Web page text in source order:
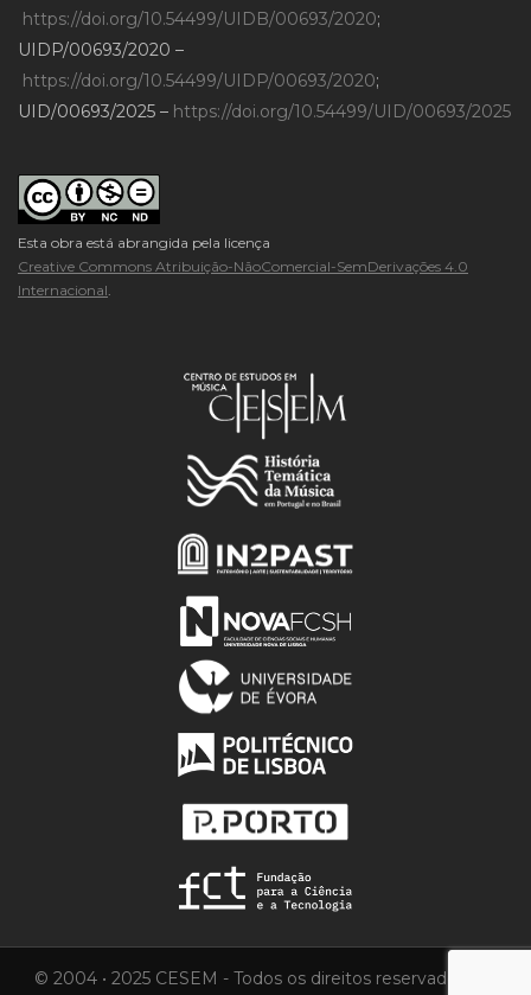
https://doi.org/10.54499/UIDB/00693/2020;
UIDP/00693/2020 –
https://doi.org/10.54499/UIDP/00693/2020;
UID/00693/2025 – https://doi.org/10.54499/UID/00693/2025
Esta obra está abrangida pela licença
Creative Commons Atribuição-NãoComercial-SemDerivações 4.0
Internacional
© 2004 • 2025 CESEM - Todos os direitos reservados.